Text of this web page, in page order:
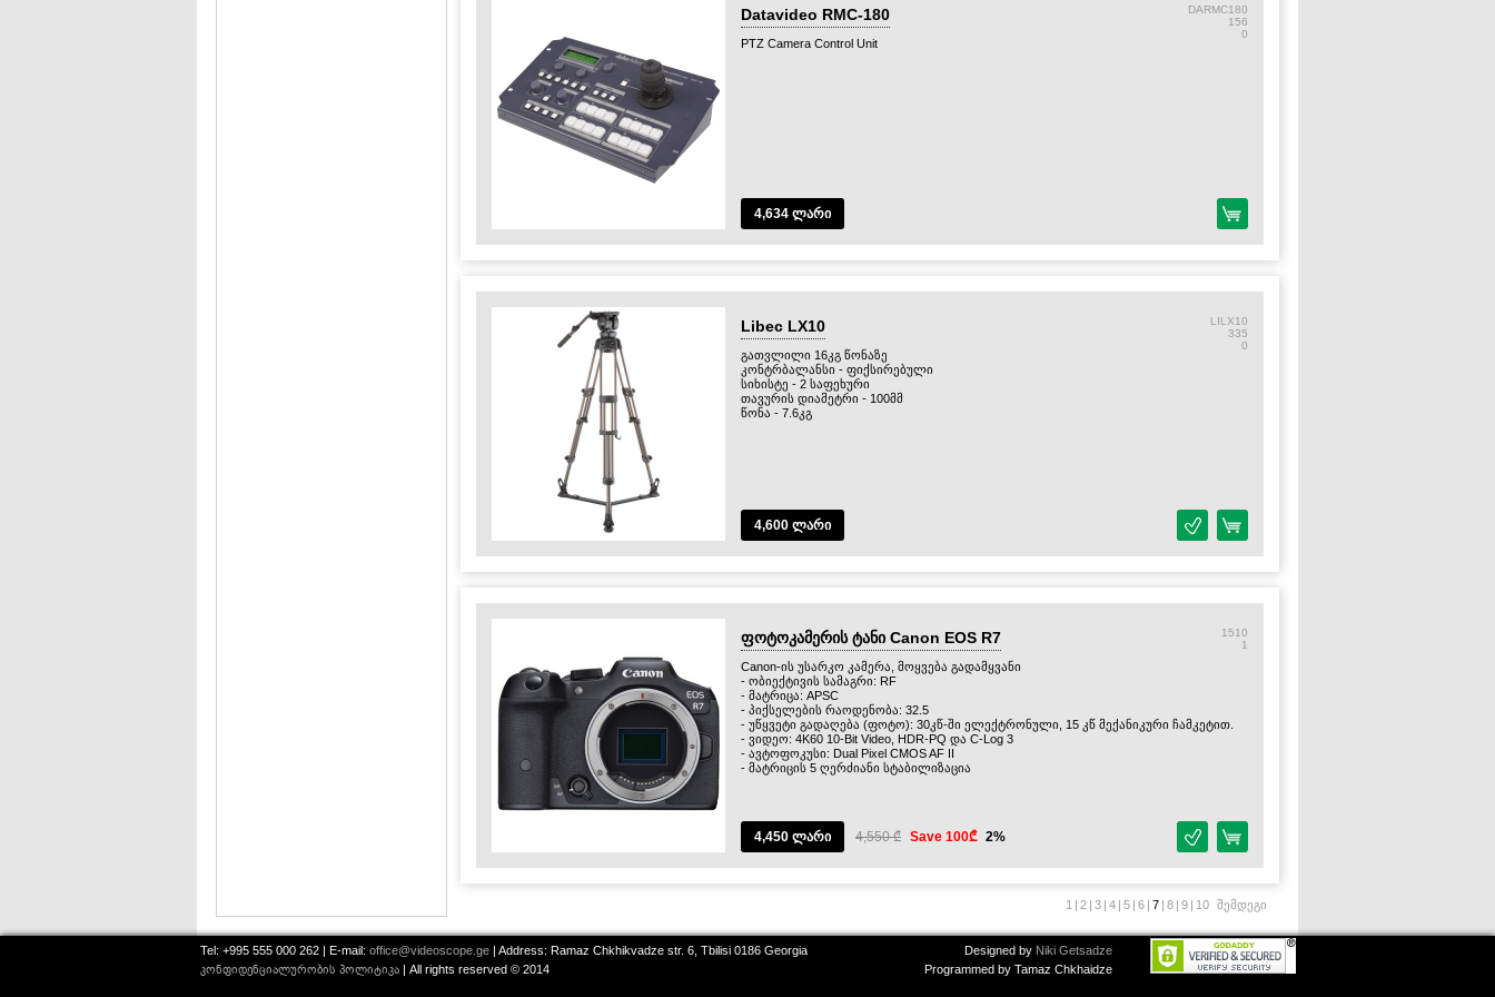
Protective Packing
Datavideo RMC-180
DARMC180
156
0
PTZ Camera Control Unit
4,634 ლარი
Libec LX10
LILX10
335
0
გათვლილი 16კგ წონაზე
კონტრბალანსი - ფიქსირებული
სიხისტე - 2 საფეხური
თავურის დიამეტრი - 100მმ
წონა - 7.6კგ
4,600 ლარი
ფოტოკამერის ტანი Canon EOS R7
1510
1
Canon-ის უსარკო კამერა, მოყვება გადამყვანი
- ობიექტივის სამაგრი: RF
- მატრიცა: APSC
- პიქსელების რაოდენობა: 32.5
- უწყვეტი გადაღება (ფოტო): 30კწ-ში ელექტრონული, 15 კწ მექანიკური ჩამკეტით.
- ვიდეო: 4K60 10-Bit Video, HDR-PQ და C-Log 3
- ავტოფოკუსი: Dual Pixel CMOS AF II
- მატრიცის 5 ღერძიანი სტაბილიზაცია
4,450 ლარი 4,550 ₾ Save 100₾ 2%
1 | 2 | 3 | 4 | 5 | 6 | 7 | 8 | 9 | 10 შემდეგი
Designed by Niki Getsadze
Tel: +995 555 000 262 | E-mail: office@videoscope.ge| Address: Ramaz Chkhikvadze str. 6, Tbilisi 0186 Georgia
კონფიდენციალურობის პოლიტიკა | All rights reserved © 2014 Programmed by Tamaz Chkhaidze